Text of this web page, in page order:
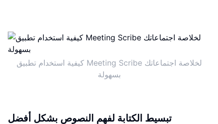
كيفية استخدام تطبيق Meeting Scribe لخلاصة اجتماعاتك
بسهولة
تبسيط الكتابة لفهم النصوص بشكل أفضل